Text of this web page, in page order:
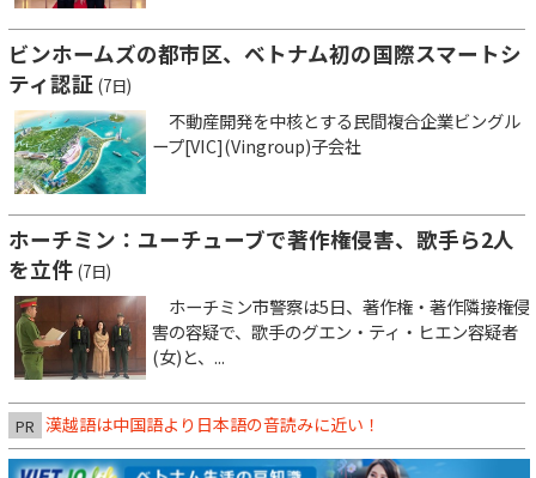
ビンホームズの都市区、ベトナム初の国際スマートシ
ティ認証 (7日)
不動産開発を中核とする民間複合企業ビングル
ープ[VIC](Vingroup)子会社
ホーチミン：ユーチューブで著作権侵害、歌手ら2人
を立件 (7日)
ホーチミン市警察は5日、著作権・著作隣接権侵
害の容疑で、歌手のグエン・ティ・ヒエン容疑者
(女)と、...
PR 漢越語は中国語より日本語の音読みに近い！